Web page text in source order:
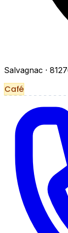
Salvagnac ·
Café